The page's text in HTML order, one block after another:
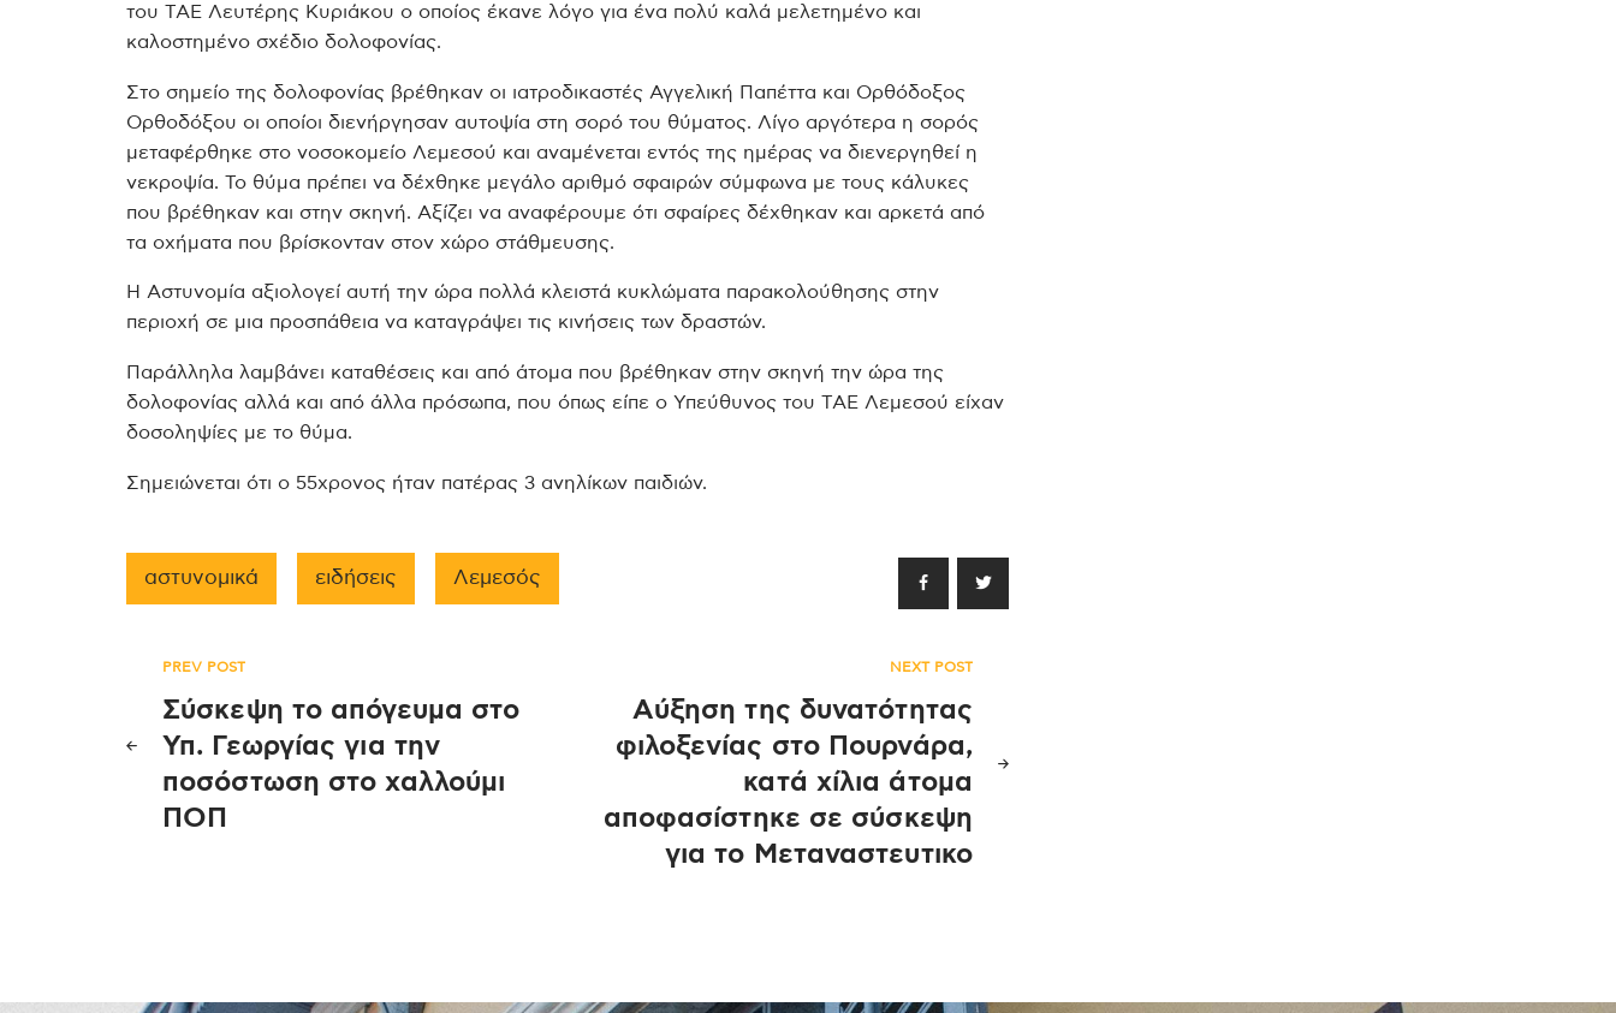
του ΤΑΕ Λευτέρης Κυριάκου ο οποίος έκανε λόγο για ένα πολύ καλά μελετημένο και
καλοστημένο σχέδιο δολοφονίας.
Στο σημείο της δολοφονίας βρέθηκαν οι ιατροδικαστές Αγγελική Παπέττα και Ορθόδοξος
Ορθοδόξου οι οποίοι διενήργησαν αυτοψία στη σορό του θύματος. Λίγο αργότερα η σορός
μεταφέρθηκε στο νοσοκομείο Λεμεσού και αναμένεται εντός της ημέρας να διενεργηθεί η
νεκροψία. Το θύμα πρέπει να δέχθηκε μεγάλο αριθμό σφαιρών σύμφωνα με τους κάλυκες
που βρέθηκαν και στην σκηνή. Αξίζει να αναφέρουμε ότι σφαίρες δέχθηκαν και αρκετά από
τα οχήματα που βρίσκονταν στον χώρο στάθμευσης.
Η Αστυνομία αξιολογεί αυτή την ώρα πολλά κλειστά κυκλώματα παρακολούθησης στην
περιοχή σε μια προσπάθεια να καταγράψει τις κινήσεις των δραστών.
Παράλληλα λαμβάνει καταθέσεις και από άτομα που βρέθηκαν στην σκηνή την ώρα της
δολοφονίας αλλά και από άλλα πρόσωπα, που όπως είπε ο Υπεύθυνος του ΤΑΕ Λεμεσού είχαν
δοσοληψίες με το θύμα.
Σημειώνεται ότι ο 55χρονος ήταν πατέρας 3 ανηλίκων παιδιών.
αστυνομικά ειδήσεις Λεμεσός
Πλοήγηση
άρθρων
PREV POST
Σύσκεψη το απόγευμα στο
Υπ. Γεωργίας για την
ποσόστωση στο χαλλούμι
ΠΟΠ
NEXT POST
Αύξηση της δυνατότητας
φιλοξενίας στο Πουρνάρα,
κατά χίλια άτομα
αποφασίστηκε σε σύσκεψη
για το Μεταναστευτικο